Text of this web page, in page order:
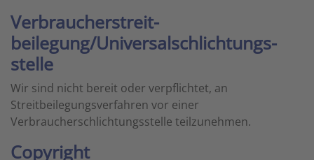
Verbraucher­streit­
beilegung/Universal­schlichtungs­
stelle
Wir sind nicht bereit oder verpflichtet, an
Streitbeilegungsverfahren vor einer
Verbraucherschlichtungsstelle teilzunehmen.
Copyright